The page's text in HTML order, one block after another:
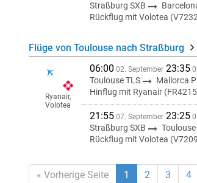
Straßburg SXB
Rückflug mit Volotea
Flüge von Toulouse nach Straßburg
06:00 02. September 23:35
Toulouse TLS Mallorca
Hinflug mit Ryanair
21:55 07. September 23:25
Straßburg SXB
Toulouse
Rückflug mit Volotea
Ryanair,
Volotea
« Vorherige Seite 1 2 3 4